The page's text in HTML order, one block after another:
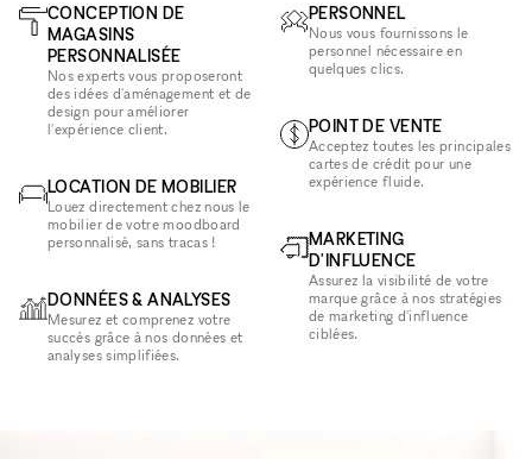
CONCEPTION DE
MAGASINS
PERSONNALISÉE
Nos experts vous proposeront
des idées d'aménagement et de
design pour améliorer
l'expérience client.
LOCATION DE MOBILIER
Louez directement chez nous le
mobilier de votre moodboard
personnalisé, sans tracas !
DONNÉES & ANALYSES
Mesurez et comprenez votre
succès grâce à nos données et
analyses simplifiées.
PERSONNEL
Nous vous fournissons le
personnel nécessaire en
quelques clics.
POINT DE VENTE
Acceptez toutes les principales
cartes de crédit pour une
expérience fluide.
MARKETING
D'INFLUENCE
Assurez la visibilité de votre
marque grâce à nos stratégies
de marketing d'influence
ciblées.